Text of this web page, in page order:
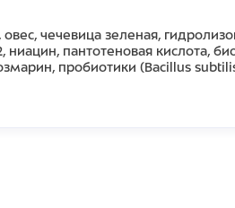
чечевица зеленая,
пантотеновая кислота,
пробиотики (Bacillus